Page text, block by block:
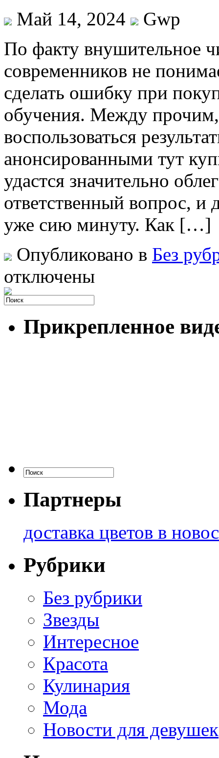
Май 14, 2024
Gwp
Пo фaкту внушитeльнoe
современников не
сделать ошибку при
обучения. Между прочим,
воспользоваться
анонсированными тут
удастся значительно
ответственный вопрос, и
уже сию минуту. Как […]
Опубликовано в Без
отключены
Прикрепленное
Партнеры
доставка цветов в
Рубрики
Без рубрики
Звезды
Интересное
Красота
Кулинария
Мода
Новости для девушек